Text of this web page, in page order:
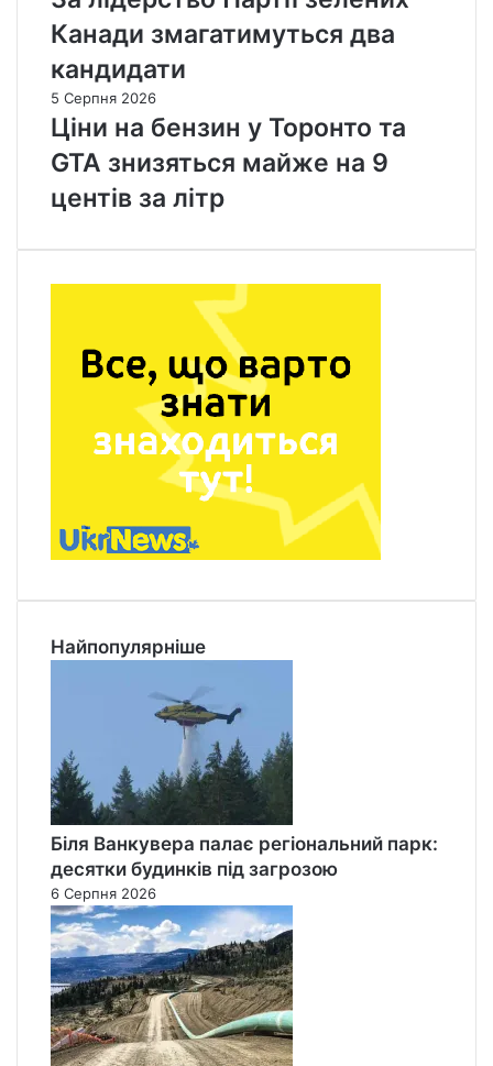
Канади змагатимуться два
кандидати
5 Серпня 2026
Ціни на бензин у Торонто та
GTA знизяться майже на 9
центів за літр
Найпопулярніше
Біля Ванкувера палає регіональний парк:
десятки будинків під загрозою
6 Серпня 2026